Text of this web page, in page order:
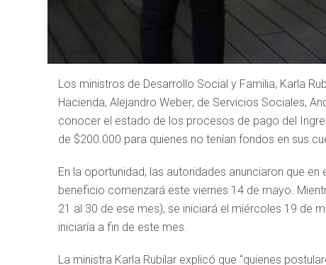
Los ministros de Desarrollo Social y Familia, Karla
Hacienda, Alejandro Weber; de Servicios Sociales,
conocer el estado de los procesos de pago del
de $200.000 para quienes no tenían fondos en sus
En la oportunidad, las autoridades anunciaron que
beneficio comenzará este viernes 14 de mayo.
21 al 30 de ese mes), se iniciará el miércoles 19 de
iniciaría a fin de este mes.
La ministra Karla Rubilar explicó que “quienes